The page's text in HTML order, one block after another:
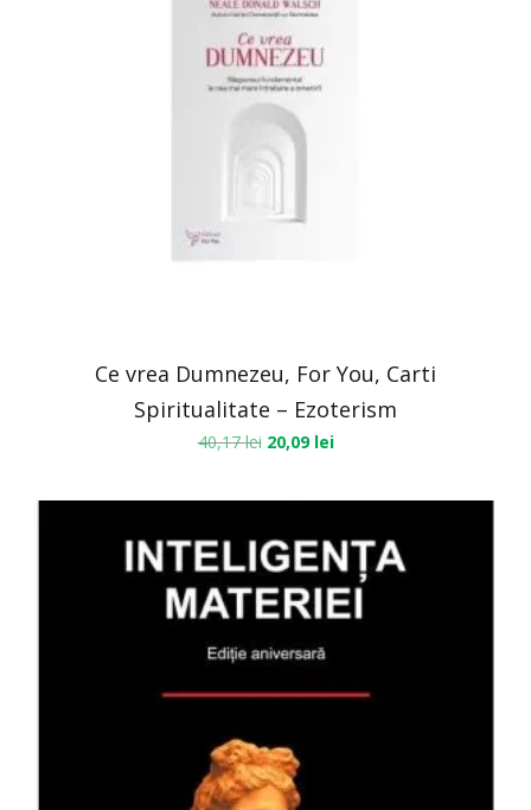
Ce vrea Dumnezeu, For You, Carti
Spiritualitate – Ezoterism
40,17lei 20,09 lei